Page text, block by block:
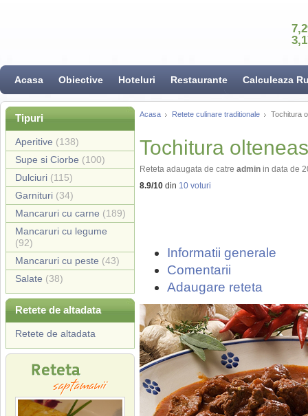
Acasa Obiective Hoteluri Restaurante Calculeaza
Tipuri
Aperitive (138)
Supe si Ciorbe (100)
Dulciuri (115)
Garnituri (34)
Mancaruri cu carne (189)
Mancaruri cu legume
(92)
Mancaruri cu peste (43)
Salate (38)
Retete de altadata
Retete de altadata
Acasa Retete culinare traditionale Tochitura
Tochitura
Reteta adaugata de catre admin in data de
8.9/10 din 10 voturi
Informatii generale
Comentarii
Adaugare reteta